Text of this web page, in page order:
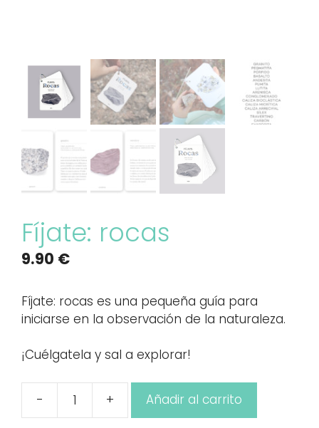
Fíjate: rocas
9.90 €
Fíjate: rocas es una pequeña guía para
iniciarse en la observación de la naturaleza.
¡Cuélgatela y sal a explorar!
-
Fíjate:
+ Añadir al carrito